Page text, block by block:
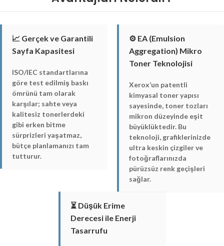
📈 Gerçek ve Garantili
Sayfa Kapasitesi
ISO/IEC standartlarına
göre test edilmiş baskı
ömrünü tam olarak
karşılar; sahte veya
kalitesiz tonerlerdeki
gibi erken bitme
sürprizleri yaşatmaz,
bütçe planlamanızı tam
tutturur.
⚙️ EA (Emulsion
Aggregation) Mikro
Toner Teknolojisi
Xerox’un patentli
kimyasal toner yapısı
sayesinde, toner tozları
mikron düzeyinde eşit
büyüklüktedir. Bu
teknoloji, grafiklerinizde
ultra keskin çizgiler ve
fotoğraflarınızda
pürüzsüz renk geçişleri
sağlar.
⏳ Düşük Erime
Derecesi ile Enerji
Tasarrufu